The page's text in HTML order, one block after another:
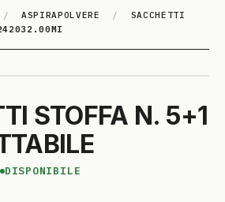
/ ASPIRAPOLVERE /
SACCHETTI
STOFFA N. 5+1
DISPONIBILE